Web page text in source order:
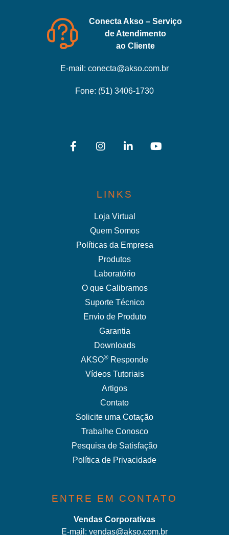
Conecta Akso – Serviço
de Atendimento
ao Cliente
E-mail: conecta@akso.com.br
Fone: (51) 3406-1730
LINKS
Loja Virtual
Quem Somos
Políticas da Empresa
Produtos
Laboratório
O que Calibramos
Suporte Técnico
Envio de Produto
Garantia
Downloads
AKSO® Responde
Vídeos Tutoriais
Artigos
Contato
Solicite uma Cotação
Trabalhe Conosco
Pesquisa de Satisfação
Política de Privacidade
ENTRE EM CONTATO
Vendas Corporativas
E-mail: vendas@akso.com.br